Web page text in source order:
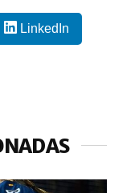
LinkedIn